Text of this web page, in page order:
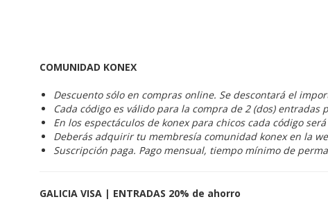
COMUNIDAD KONEX
Descuento sólo en compras online. Se descontará el
Cada código es válido para la compra de 2 (dos) entradas
En los espectáculos de konex para chicos cada código
Deberás adquirir tu membresía comunidad konex en la
Suscripción paga. Pago mensual, tiempo mínimo de
GALICIA VISA | ENTRADAS 20% de ahorro